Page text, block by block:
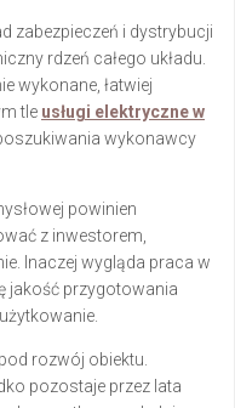
zabezpieczeń i dystrybucji
rdzeń całego układu.
wykonane, łatwiej
tle usługi elektryczne w
wykonawcy
powinien
z inwestorem,
Inaczej wygląda praca w
jakość przygotowania
rozwój obiektu.
pozostaje przez lata